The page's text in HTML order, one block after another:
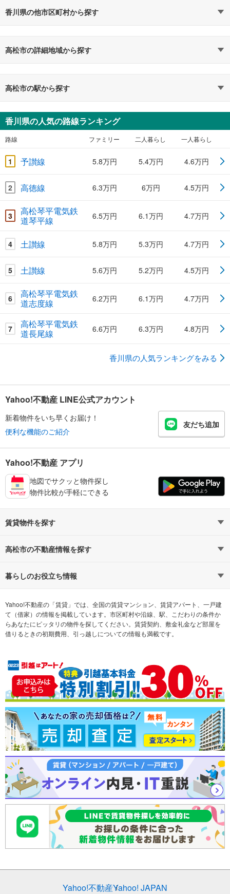
香川県の他市区町村から探す
高松市の詳細地域から探す
高松市の駅から探す
香川県の人気の路線ランキング
路線 ファミリー 二人暮らし 一人暮らし
1 予讃線 5.8万円 5.4万円 4.6万円
2 高徳線 6.3万円 6万円 4.5万円
3
高松琴平電気鉄
道琴平線
6.5万円 6.1万円 4.7万円
4 土讃線 5.8万円 5.3万円 4.7万円
5 土讃線 5.6万円 5.2万円 4.5万円
6
高松琴平電気鉄
道志度線
6.2万円 6.1万円 4.7万円
7
高松琴平電気鉄
道長尾線
6.6万円 6.3万円 4.8万円
香川県の人気ランキングをみる
Yahoo!不動産 LINE公式アカウント
新着物件をいち早くお届け！
便利な機能のご紹介
友だち追加
Yahoo!不動産 アプリ
地図でサクッと物件探し
物件比較が手軽にできる
賃貸物件を探す
路線・駅から探す
通勤時間から探す
不動産会社から探す 希望の条件から探す
テーマから探す ランキングから探す
高松市の不動産情報を探す
不動産・住宅
新築マンション 中古マンション
新築一戸建て 中古一戸建て
売却査定
暮らしのお役立ち情報
マンションカタログ 教えて！住まいの先生
Yahoo!不動産の「賃貸」では、全国の賃貸マンション、賃貸アパート、一戸建
て（借家）の情報を掲載しています。市区町村や沿線、駅、こだわりの条件か
らあなたにピッタリの物件を探してください。賃貸契約、敷金礼金など部屋を
借りるときの初期費用、引っ越しについての情報も満載です。
Yahoo!不動産Yahoo! JAPAN